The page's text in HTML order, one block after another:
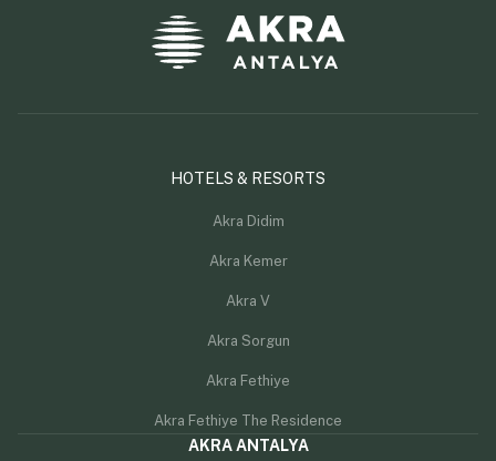
HOTELS & RESORTS
Akra Didim
Akra Kemer
Akra V
Akra Sorgun
Akra Fethiye
Akra Fethiye The Residence
AKRA ANTALYA